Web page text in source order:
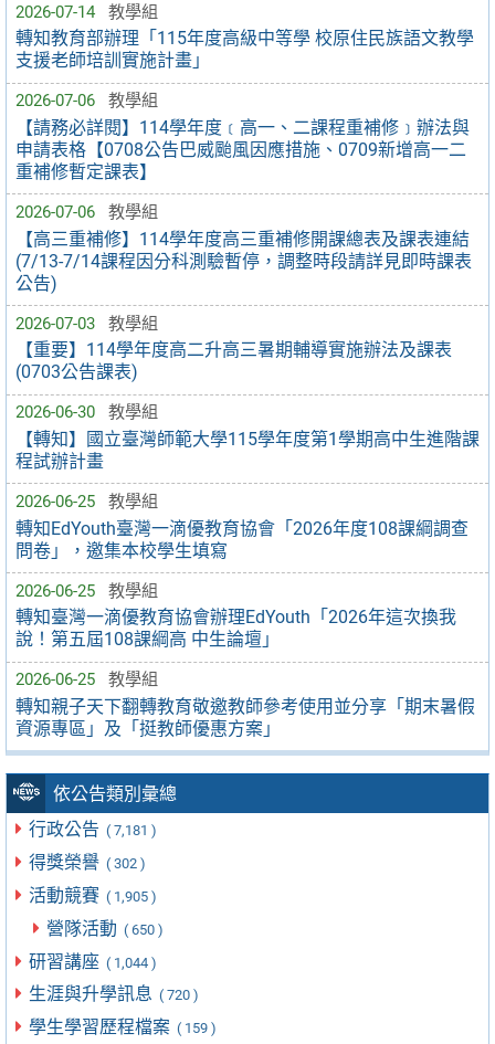
2026-07-14 教學組
轉知教育部辦理「115年度高級中等學 校原住民族語文教學
支援老師培訓實施計畫」
2026-07-06 教學組
【請務必詳閱】114學年度﹝高一、二課程重補修﹞辦法與
申請表格【0708公告巴威颱風因應措施、0709新增高一二
重補修暫定課表】
2026-07-06 教學組
【高三重補修】114學年度高三重補修開課總表及課表連結
(7/13-7/14課程因分科測驗暫停，調整時段請詳見即時課表
公告)
2026-07-03 教學組
【重要】114學年度高二升高三暑期輔導實施辦法及課表
(0703公告課表)
2026-06-30 教學組
【轉知】國立臺灣師範大學115學年度第1學期高中生進階課
程試辦計畫
2026-06-25 教學組
轉知EdYouth臺灣一滴優教育協會「2026年度108課綱調查
問卷」，邀集本校學生填寫
2026-06-25 教學組
轉知臺灣一滴優教育協會辦理EdYouth「2026年這次換我
說！第五屆108課綱高 中生論壇」
2026-06-25 教學組
轉知親子天下翻轉教育敬邀教師參考使用並分享「期末暑假
資源專區」及「挺教師優惠方案」
依公告類別彙總
行政公告 ( 7,181 )
得獎榮譽 ( 302 )
活動競賽 ( 1,905 )
營隊活動 ( 650 )
研習講座 ( 1,044 )
生涯與升學訊息 ( 720 )
學生學習歷程檔案 ( 159 )